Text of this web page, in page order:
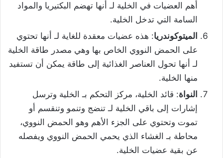
أهم العضيات في الخلية لـ أنها تهضم البكتيريا والمواد
السامة التي تدخل الخلية.
الميتوكوندريا: هذه عضيات معقدة للغاية لـ أنها تحتوي
على الحمض النووي الخاص بها وهي مصدر طاقة الخلية
لـ أنها تحول العناصر الغذائية إلى طاقة يمكن أن تستفيد
منها الخلية.
النواة: قائد الخلية، مركز التحكم بـ الخلية وترسل
إشارات إلى باقي الخلية لـ تنضج وتنمو وتنقسم أو
تموت وتحتوي على الجزء الأهم وهو الحمض النووي،
محاطة بـ الغشاء الذي يحمي الحمض النووي ويفصله
عن بقية عضيات الخلية.